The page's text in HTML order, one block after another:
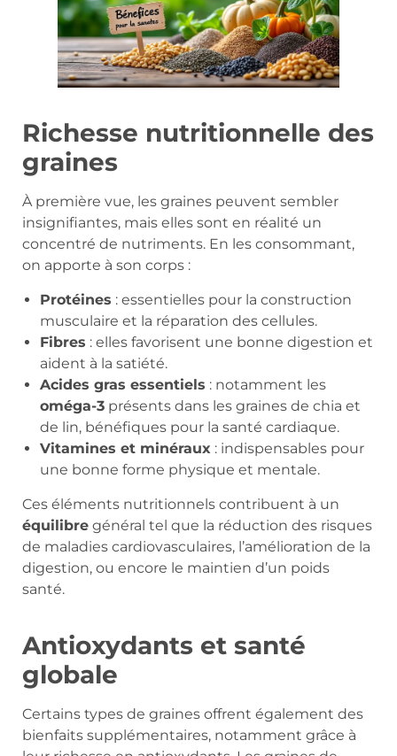
Richesse nutritionnelle des
graines
À première vue, les graines peuvent sembler
insignifiantes, mais elles sont en réalité un
concentré de nutriments. En les consommant,
on apporte à son corps :
Protéines : essentielles pour la construction
musculaire et la réparation des cellules.
Fibres : elles favorisent une bonne digestion et
aident à la satiété.
Acides gras essentiels : notamment les
oméga-3 présents dans les graines de chia et
de lin, bénéfiques pour la santé cardiaque.
Vitamines et minéraux : indispensables pour
une bonne forme physique et mentale.
Ces éléments nutritionnels contribuent à un
équilibre général tel que la réduction des risques
de maladies cardiovasculaires, l’amélioration de la
digestion, ou encore le maintien d’un poids
santé.
Antioxydants et santé
globale
Certains types de graines offrent également des
bienfaits supplémentaires, notamment grâce à